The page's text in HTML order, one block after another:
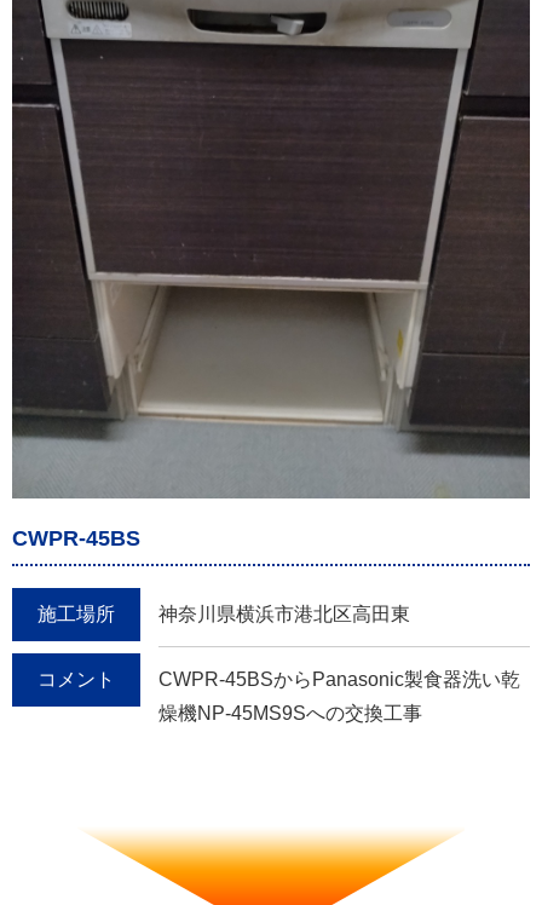
CWPR-45BS
施工場所 神奈川県横浜市港北区高田東
コメント
CWPR-45BSからPanasonic製食器洗い乾
燥機NP-45MS9Sへの交換工事